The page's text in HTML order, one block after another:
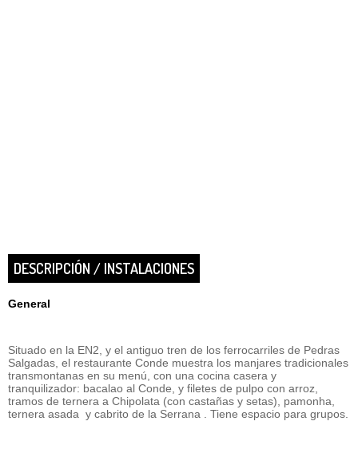
DESCRIPCIÓN / INSTALACIONES
General
Situado en la EN2, y el antiguo tren de los ferrocarriles de Pedras
Salgadas, el restaurante Conde muestra los manjares tradicionales
transmontanas en su menú, con una cocina casera y
tranquilizador: bacalao al Conde, y filetes de pulpo con arroz,
tramos de ternera a Chipolata (con castañas y setas), pamonha,
ternera asada y cabrito de la Serrana . Tiene espacio para grupos.